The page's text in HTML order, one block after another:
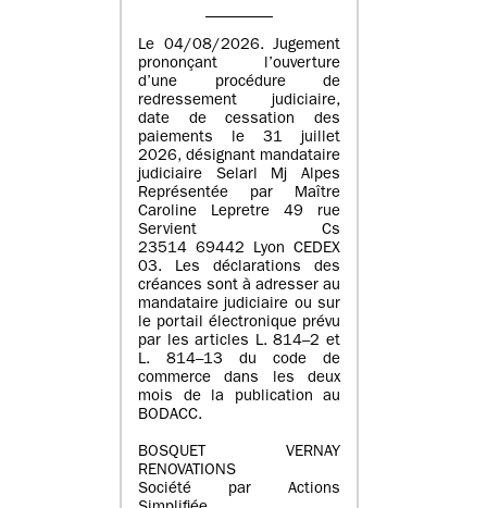
Le 04/08/2026. Jugement
prononçant l’ouverture
d’une procédure de
redressement judiciaire,
date de cessation des
paiements le 31 juillet
2026, désignant mandataire
judiciaire Selarl Mj Alpes
Représentée par Maître
Caroline Lepretre 49 rue
Servient Cs
23514 69442 Lyon CEDEX
03. Les déclarations des
créances sont à adresser au
mandataire judiciaire ou sur
le portail électronique prévu
par les articles L. 814–2 et
L. 814–13 du code de
commerce dans les deux
mois de la publication au
BODACC.
BOSQUET VERNAY
RENOVATIONS
Société par Actions